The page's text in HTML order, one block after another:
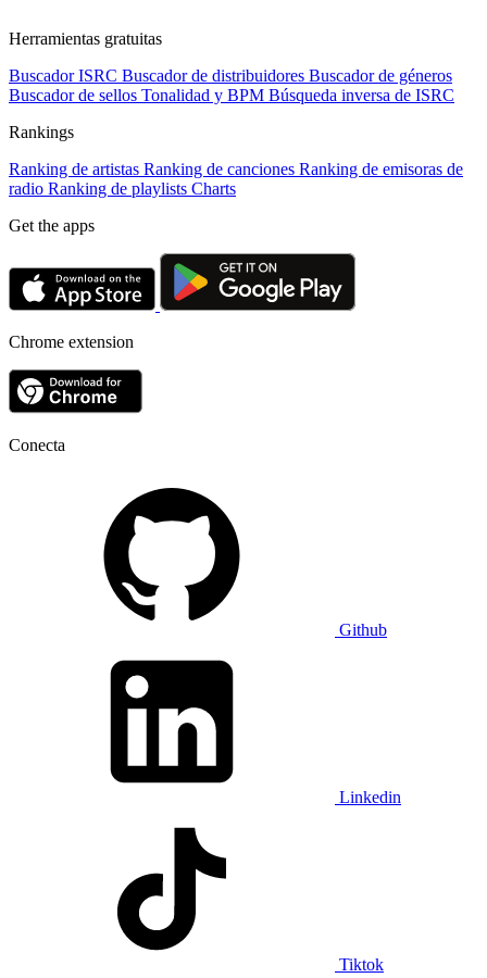
Herramientas gratuitas
Buscador ISRC Buscador de distribuidores Buscador de géneros
Buscador de sellos Tonalidad y BPM Búsqueda inversa de ISRC
Rankings
Ranking de artistas Ranking de canciones Ranking de emisoras de
radio Ranking de playlists Charts
Get the apps
Chrome extension
Conecta
Github
Linkedin
Tiktok